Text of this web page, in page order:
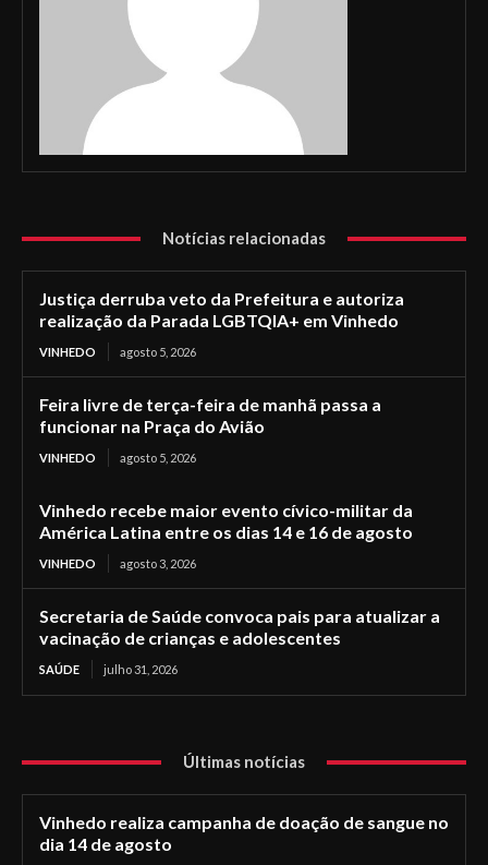
Notícias relacionadas
Justiça derruba veto da Prefeitura e autoriza
realização da Parada LGBTQIA+ em Vinhedo
VINHEDO agosto 5, 2026
Feira livre de terça-feira de manhã passa a
funcionar na Praça do Avião
VINHEDO agosto 5, 2026
Vinhedo recebe maior evento cívico-militar da
América Latina entre os dias 14 e 16 de agosto
VINHEDO agosto 3, 2026
Secretaria de Saúde convoca pais para atualizar a
vacinação de crianças e adolescentes
SAÚDE julho 31, 2026
Últimas notícias
Vinhedo realiza campanha de doação de sangue no
dia 14 de agosto